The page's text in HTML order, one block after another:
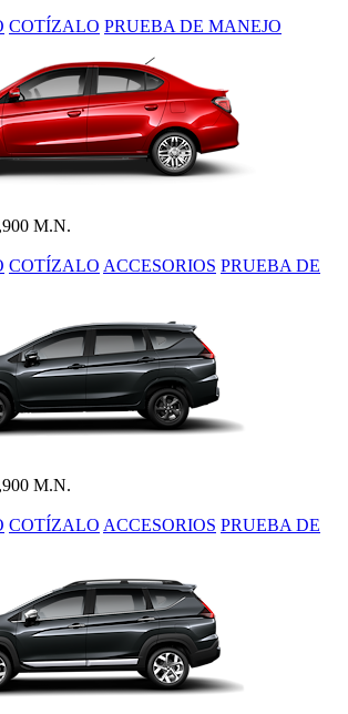
COTÍZALO PRUEBA DE MANEJO
M.N.
COTÍZALO ACCESORIOS PRUEBA DE
M.N.
COTÍZALO ACCESORIOS PRUEBA DE